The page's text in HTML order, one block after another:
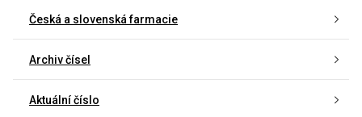
Česká a slovenská farmacie
Archiv čísel
Aktuální číslo